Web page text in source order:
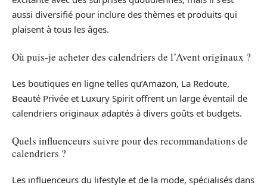
aussi diversifié pour inclure des thèmes et produits qui
plaisent à tous les âges.
Où puis-je acheter des calendriers de l’Avent originaux ?
Les boutiques en ligne telles qu’Amazon, La Redoute,
Beauté Privée et Luxury Spirit offrent un large éventail de
calendriers originaux adaptés à divers goûts et budgets.
Quels influenceurs suivre pour des recommandations de
calendriers ?
Les influenceurs du lifestyle et de la mode, spécialisés dans